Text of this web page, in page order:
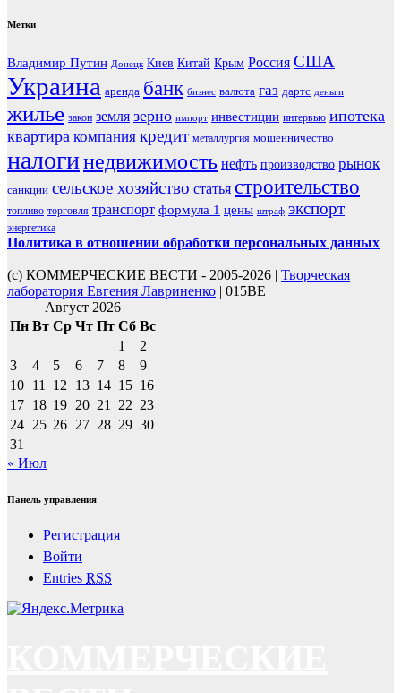
Метки
Владимир Путин Донецк Киев Китай Крым Россия США
Украина аренда банк бизнес валюта газ дартс деньги
жилье закон земля зерно импорт инвестиции интервью ипотека
квартира компания кредит металлургия мошенничество
налогинедвижимость нефть производство рынок
санкции сельское хозяйство статья строительство
топливо торговля транспорт формула 1 цены штраф экспорт
энергетика
Политика в отношении обработки персональных данных
(с) КОММЕРЧЕСКИЕ ВЕСТИ - 2005-2026 | Творческая
лаборатория Евгения Лавриненко | 015BE
Август 2026
Пн Вт Ср Чт Пт Сб Вс
1
2
3
4 5 6 7 8
9
10 11 12 13 14 15 16
17 18 19 20 21 22 23
24 25 26 27 28 29 30
31
« Июл
Панель управления
Регистрация
Войти
Entries RSS